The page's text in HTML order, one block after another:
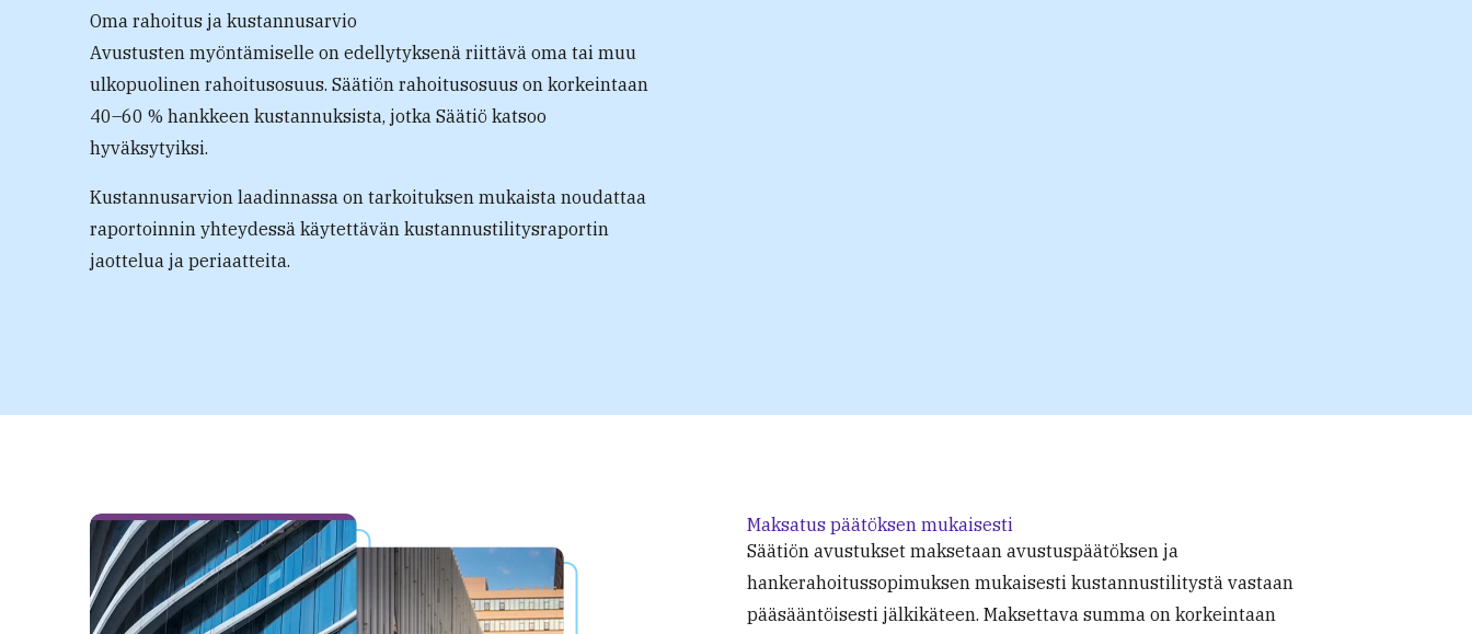
Oma rahoitus ja kustannusarvio
Avustusten myöntämiselle on edellytyksenä riittävä oma tai muu
ulkopuolinen rahoitusosuus. Säätiön rahoitusosuus on korkeintaan
40–60 % hankkeen kustannuksista, jotka Säätiö katsoo
hyväksytyiksi.
Kustannusarvion laadinnassa on tarkoituksen mukaista noudattaa
raportoinnin yhteydessä käytettävän kustannustilitysraportin
jaottelua ja periaatteita.
Maksatus päätöksen mukaisesti
Säätiön avustukset maksetaan avustuspäätöksen ja
hankerahoitussopimuksen mukaisesti kustannustilitystä vastaan
pääsääntöisesti jälkikäteen. Maksettava summa on korkeintaan